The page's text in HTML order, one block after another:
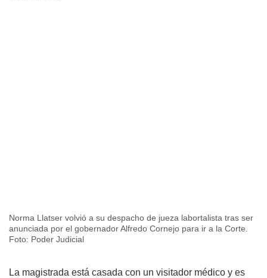
Norma Llatser volvió a su despacho de jueza labortalista tras ser
anunciada por el gobernador Alfredo Cornejo para ir a la Corte.
Foto: Poder Judicial
La magistrada está casada con un visitador médico y es